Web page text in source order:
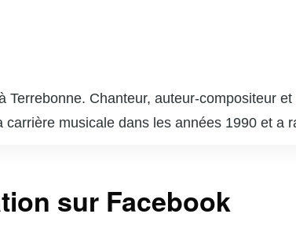
Chanteur, auteur-compositeur
musicale dans les années 1990 et a
la musique et son charisme lui ont valu
sur Facebook